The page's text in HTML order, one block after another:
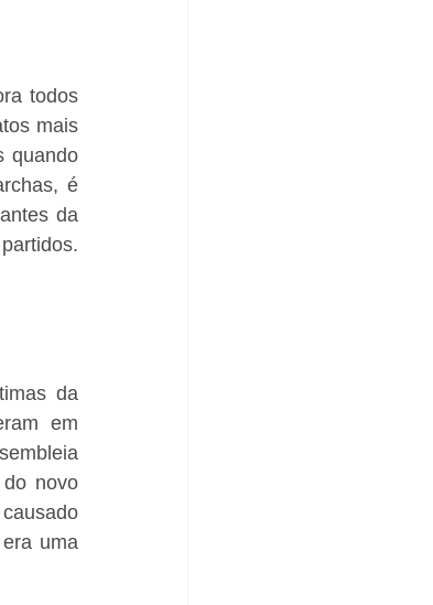
todos
mais
quando
é
da
da
em
novo
uma